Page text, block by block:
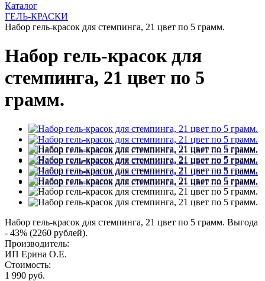
Каталог
ГЕЛЬ-КРАСКИ
Набор гель-красок для стемпинга, 21 цвет по 5 грамм.
Набор гель-красок для
стемпинга, 21 цвет по 5
грамм.
Набор гель-красок для стемпинга, 21 цвет по 5 грамм. Выгода
- 43% (2260 рублей).
Производитель:
ИП Ерина О.Е.
Стоимость:
1 990 руб.